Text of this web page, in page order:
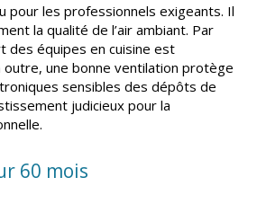
pour les professionnels exigeants. Il
la qualité de l’air ambiant. Par
des équipes en cuisine est
outre, une bonne ventilation protège
sensibles des dépôts de
judicieux pour la
60 mois